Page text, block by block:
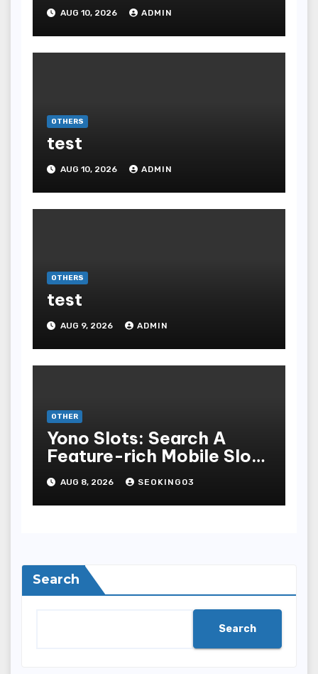
AUG 10, 2026 ADMIN
OTHERS
test
AUG 10, 2026 ADMIN
OTHERS
test
AUG 9, 2026 ADMIN
OTHER
Yono Slots: Search A
Feature-rich Mobile Slot
Gambling Experience
AUG 8, 2026 SEOKING03
Search
Search